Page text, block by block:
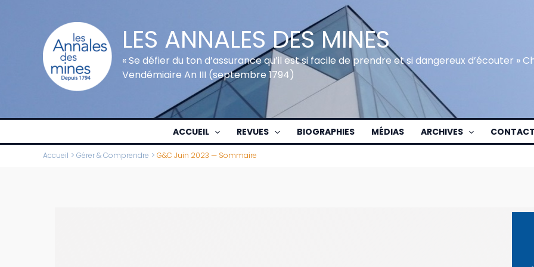
LES ANNALES DES MINES
« Se défier du ton d’assurance qu’il est si facile de prendre et si dangereux d’écouter »
Vendémiaire An III (septembre 1794)
ACCUEIL REVUES BIOGRAPHIES MÉDIAS ARCHIVES CONTACT
Accueil Gérer & Comprendre G&C Juin 2023 — Sommaire